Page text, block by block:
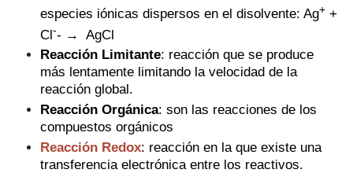
especies iónicas dispersos en el disolvente: Ag+ +
Cl-- → AgCl
Reacción Limitante: reacción que se produce
más lentamente limitando la velocidad de la
reacción global.
Reacción Orgánica: son las reacciones de los
compuestos orgánicos
Reacción Redox: reacción en la que existe una
transferencia electrónica entre los reactivos.